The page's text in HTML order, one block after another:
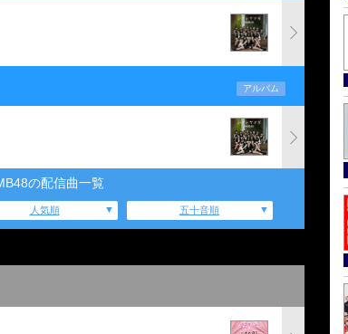
アルバム
の配信曲一覧
人気順 五十音順